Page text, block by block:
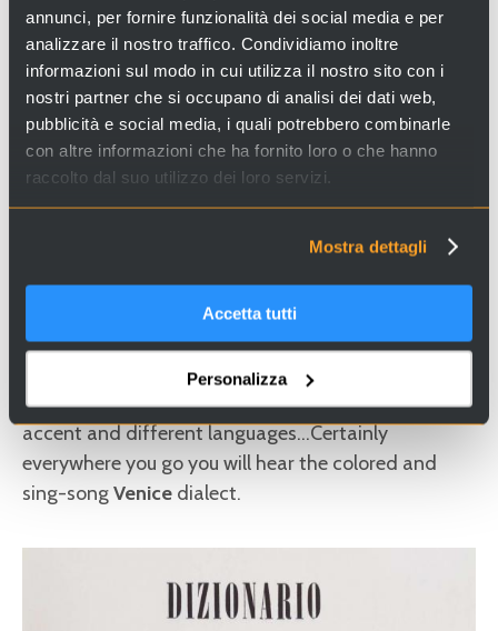
annunci, per fornire funzionalità dei social media e per
analizzare il nostro traffico. Condividiamo inoltre
informazioni sul modo in cui utilizza il nostro sito con i
nostri partner che si occupano di analisi dei dati web,
pubblicità e social media, i quali potrebbero combinarle
con altre informazioni che ha fornito loro o che hanno
raccolto dal suo utilizzo dei loro servizi.
Mostra dettagli
Accetta tutti
Personalizza
Looking for experiences and services in Venice and Italy?
and discover our proposals!
Strolling aroundVeniceyou can hear many dialects,
accent and different languages…Certainly
everywhere you go you will hear the colored and
sing-songVenice dialect.